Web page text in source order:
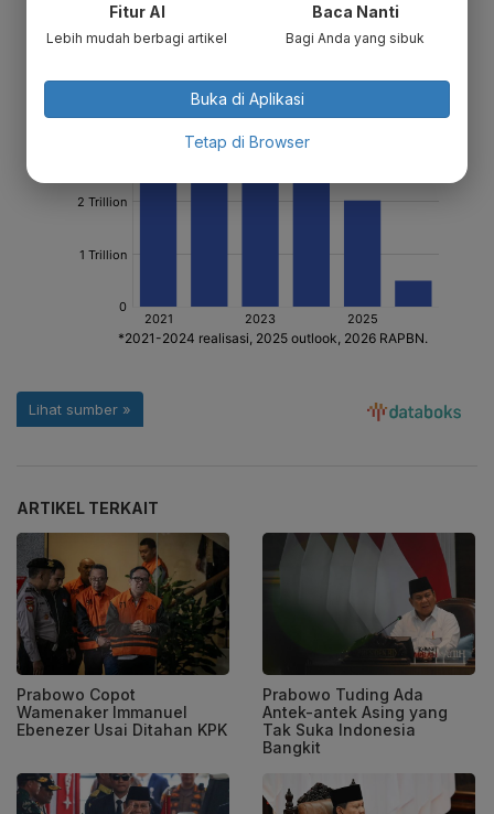
ARTIKEL TERKAIT
Prabowo Copot
Wamenaker Immanuel
Ebenezer Usai Ditahan KPK
Prabowo Tuding Ada
Antek-antek Asing yang
Tak Suka Indonesia
Bangkit
Fitur AI
Lebih mudah berbagi artikel
Baca Nanti
Bagi Anda yang sibuk
Buka di Aplikasi
Tetap di Browser